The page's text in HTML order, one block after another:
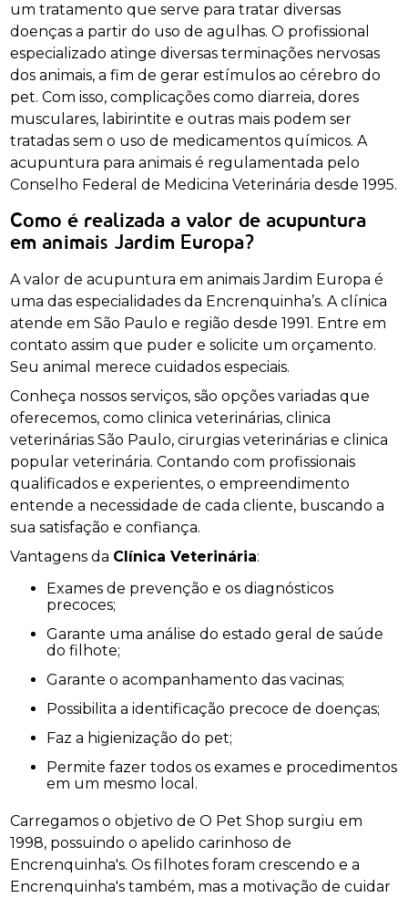
um tratamento que serve para tratar diversas
doenças a partir do uso de agulhas. O profissional
especializado atinge diversas terminações nervosas
dos animais, a fim de gerar estímulos ao cérebro do
pet. Com isso, complicações como diarreia, dores
musculares, labirintite e outras mais podem ser
tratadas sem o uso de medicamentos químicos. A
acupuntura para animais é regulamentada pelo
Conselho Federal de Medicina Veterinária desde 1995.
Como é realizada a valor de acupuntura
em animais Jardim Europa?
A valor de acupuntura em animais Jardim Europa é
uma das especialidades da Encrenquinha’s. A clínica
atende em São Paulo e região desde 1991. Entre em
contato assim que puder e solicite um orçamento.
Seu animal merece cuidados especiais.
Conheça nossos serviços, são opções variadas que
oferecemos, como clinica veterinárias, clinica
veterinárias São Paulo, cirurgias veterinárias e clinica
popular veterinária. Contando com profissionais
qualificados e experientes, o empreendimento
entende a necessidade de cada cliente, buscando a
sua satisfação e confiança.
Vantagens da Clínica Veterinária:
Exames de prevenção e os diagnósticos
precoces;
Garante uma análise do estado geral de saúde
do filhote;
Garante o acompanhamento das vacinas;
Possibilita a identificação precoce de doenças;
Faz a higienização do pet;
Permite fazer todos os exames e procedimentos
em um mesmo local.
Carregamos o objetivo de O Pet Shop surgiu em
1998, possuindo o apelido carinhoso de
Encrenquinha's. Os filhotes foram crescendo e a
Encrenquinha's também, mas a motivação de cuidar